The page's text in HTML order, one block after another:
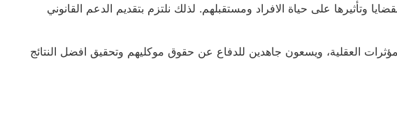
وتأثيرها على حياة الافراد ومستقبلهم. لذلك نلتزم بتقديم الدعم القانوني
العقلية، ويسعون جاهدين للدفاع عن حقوق موكليهم وتحقيق افضل النتائج